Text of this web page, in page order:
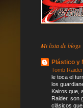
Mi lista de blogs
Plástico y
Tomb
le toca el
los
Kairos que,
Raider, son
clásicos que